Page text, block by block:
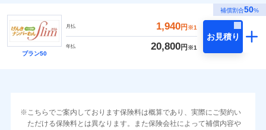
補償割合50%
プラン50
月払 1,940円 ※1
年払 20,800円 ※1
お見積り
こちらでご案内しております保険料は概算であり、実際にご契約い
ただける保険料とは異なります。また保険会社によって補償内容や